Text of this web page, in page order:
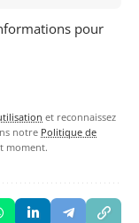
pour
et reconnaissez
notre Politique de
moment.